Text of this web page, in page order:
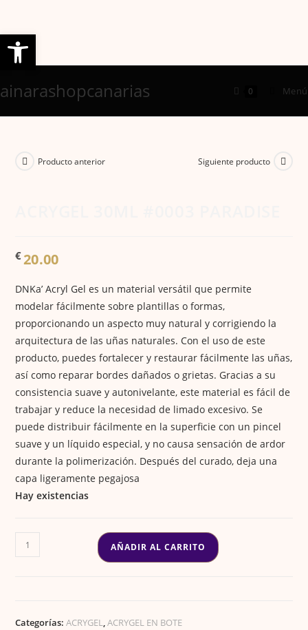
al
ainarashopcanarias 0 Menú
Producto anterior Siguiente producto
€20.00
DNKa’ Acryl Gel es un material versátil que permite
modelar fácilmente sobre plantillas o formas,
proporcionando un aspecto muy natural y corrigiendo la
arquitectura de las uñas naturales. Con el uso de este
producto, puedes fortalecer y restaurar fácilmente las uñas,
así como reparar bordes dañados o grietas. Gracias a su
consistencia suave y autonivelante, este material es fácil de
trabajar y reduce la necesidad de limado excesivo. Se
puede distribuir fácilmente en la superficie con un pincel
suave y un líquido especial, y no causa sensación de ardor
durante la polimerización. Después del curado, deja una
capa ligeramente pegajosa
Hay existencias
ACRYGEL
30ML
AÑADIR AL CARRITO
Categorías:ACRYGEL,ACRYGEL EN BOTE
Abrir barra de herramientas